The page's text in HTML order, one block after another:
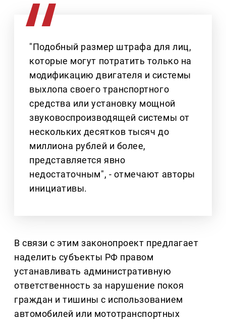
"Подобный размер штрафа для лиц,
которые могут потратить только на
модификацию двигателя и системы
выхлопа своего транспортного
средства или установку мощной
звуковоспроизводящей системы от
нескольких десятков тысяч до
миллиона рублей и более,
представляется явно
недостаточным", - отмечают авторы
инициативы.
В связи с этим законопроект предлагает
наделить субъекты РФ правом
устанавливать административную
ответственность за нарушение покоя
граждан и тишины с использованием
автомобилей или мототранспортных